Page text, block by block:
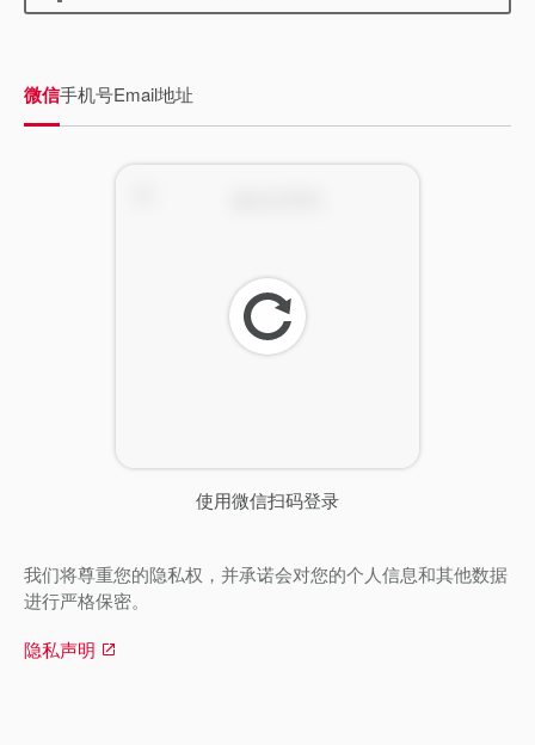
微信手机号Email地址
使用微信扫码登录
刷
新
我们将尊重您的隐私权，并承诺会对您的个人信息和其他数据
进行严格保密。
隐私声明